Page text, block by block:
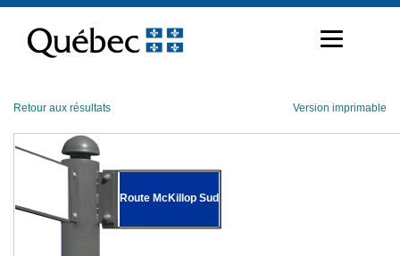
contenu
Retour aux résultats Version imprimable
Route McKillop Sud